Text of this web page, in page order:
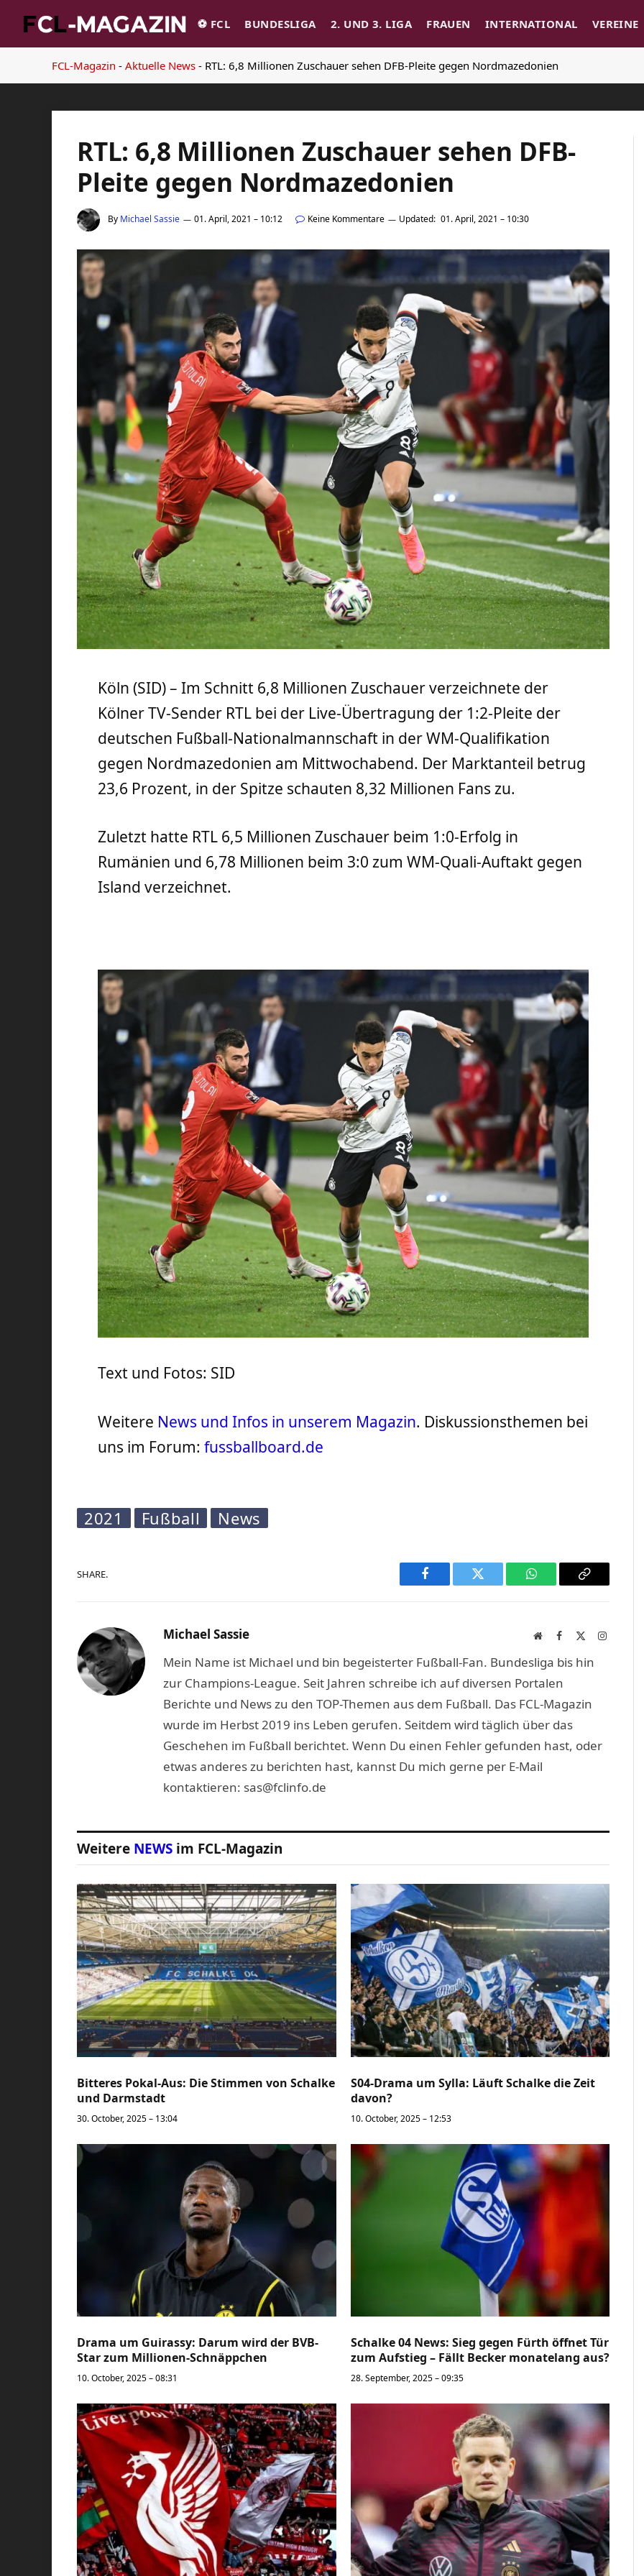
⚽️ FCL BUNDESLIGA 2. UND 3. LIGA FRAUEN INTERNATIONAL VEREINE
FCL-Magazin - Aktuelle News - RTL: 6,8 Millionen Zuschauer sehen DFB-Pleite gegen Nordmazedonien
RTL: 6,8 Millionen Zuschauer sehen DFB-
Pleite gegen Nordmazedonien
By Michael Sassie 01. April, 2021 – 10:12 Keine Kommentare Updated: 01. April, 2021 – 10:30
Köln (SID) – Im Schnitt 6,8 Millionen Zuschauer verzeichnete der
Kölner TV-Sender RTL bei der Live-Übertragung der 1:2-Pleite der
deutschen Fußball-Nationalmannschaft in der WM-Qualifikation
gegen Nordmazedonien am Mittwochabend. Der Marktanteil betrug
23,6 Prozent, in der Spitze schauten 8,32 Millionen Fans zu.
Zuletzt hatte RTL 6,5 Millionen Zuschauer beim 1:0-Erfolg in
Rumänien und 6,78 Millionen beim 3:0 zum WM-Quali-Auftakt gegen
Island verzeichnet.
Text und Fotos: SID
Weitere News und Infos in unserem Magazin. Diskussionsthemen bei
uns im Forum:fussballboard.de
2021 Fußball News
SHARE.
Facebook Twitter WhatsAppCopy
Michael Sassie WebsiteFacebook
Mein Name ist Michael und bin begeisterter Fußball-Fan. Bundesliga bis hin
zur Champions-League. Seit Jahren schreibe ich auf diversen Portalen
Berichte und News zu den TOP-Themen aus dem Fußball. Das FCL-Magazin
wurde im Herbst 2019 ins Leben gerufen. Seitdem wird täglich über das
Geschehen im Fußball berichtet. Wenn Du einen Fehler gefunden hast, oder
etwas anderes zu berichten hast, kannst Du mich gerne per E-Mail
kontaktieren: sas@fclinfo.de
Weitere NEWS im FCL-Magazin
Bitteres Pokal-Aus: Die Stimmen von Schalke
und Darmstadt
30. October, 2025 – 13:04
S04-Drama um Sylla: Läuft Schalke die Zeit
davon?
10. October, 2025 – 12:53
Drama um Guirassy: Darum wird der BVB-
Star zum Millionen-Schnäppchen
10. October, 2025 – 08:31
Schalke 04 News: Sieg gegen Fürth öffnet Tür
zum Aufstieg – Fällt Becker monatelang aus?
28. September, 2025 – 09:35